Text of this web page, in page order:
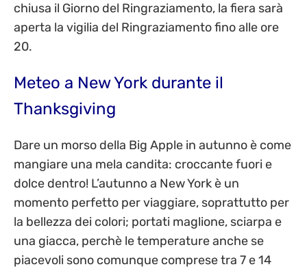
chiusa il Giorno del Ringraziamento, la fiera sarà
aperta la vigilia del Ringraziamento fino alle ore
20.
Meteo a New York durante il
Thanksgiving
Dare un morso della Big Apple in autunno è come
mangiare una mela candita: croccante fuori e
dolce dentro! L’autunno a New York è un
momento perfetto per viaggiare, soprattutto per
la bellezza dei colori; portati maglione, sciarpa e
una giacca, perchè le temperature anche se
piacevoli sono comunque comprese tra 7 e 14